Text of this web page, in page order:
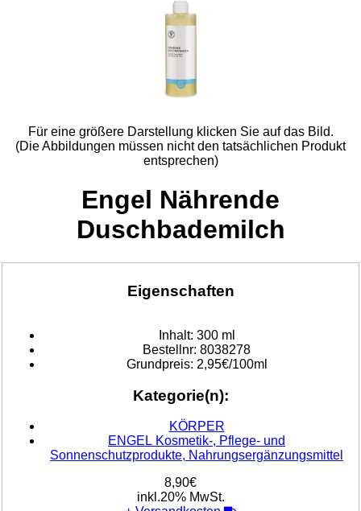
Für eine größere Darstellung klicken Sie auf das Bild.
(Die Abbildungen müssen nicht den tatsächlichen Produkt
entsprechen)
Engel Nährende
Duschbademilch
Eigenschaften
Inhalt: 300 ml
Bestellnr: 8038278
Grundpreis: 2,95€/100ml
Kategorie(n):
KÖRPER
ENGEL Kosmetik-, Pflege- und
Sonnenschutzprodukte, Nahrungsergänzungsmittel
8,90€
inkl.20% MwSt.